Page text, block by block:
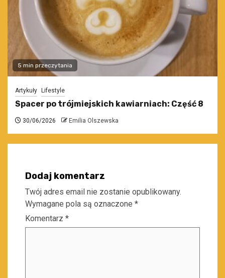
5 min przeczytania
Artykuły Lifestyle
Spacer po trójmiejskich kawiarniach: Część 8
30/06/2026 Emilia Olszewska
Dodaj komentarz
Twój adres email nie zostanie opublikowany.
Wymagane pola są oznaczone *
Komentarz *